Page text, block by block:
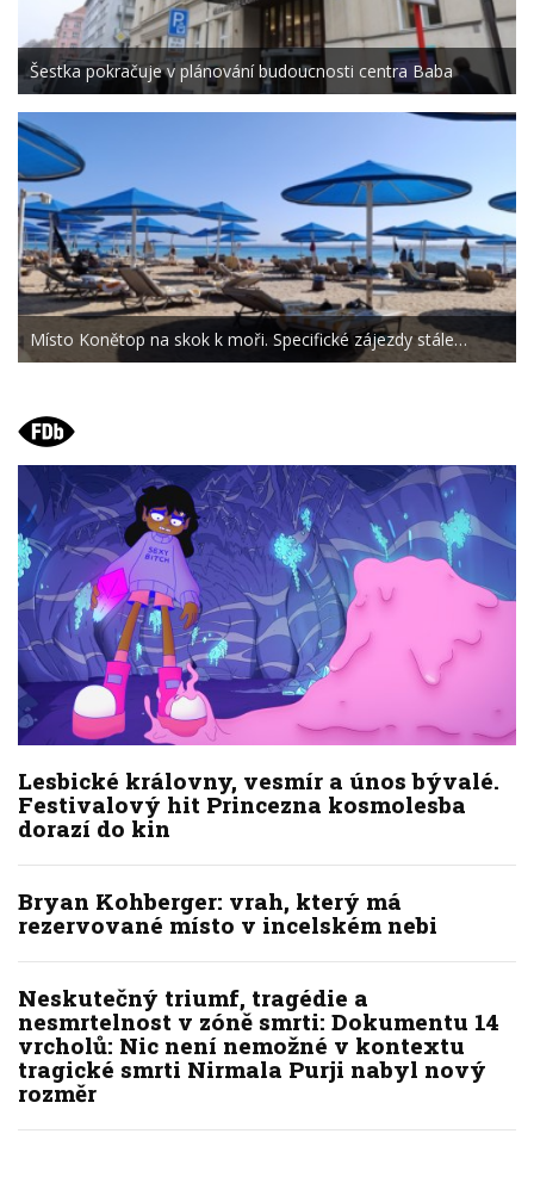
Šestka pokračuje v plánování budoucnosti centra Baba
Místo Konětop na skok k moři. Specifické zájezdy stále…
Lesbické královny, vesmír a únos bývalé.
Festivalový hit Princezna kosmolesba
dorazí do kin
Bryan Kohberger: vrah, který má
rezervované místo v incelském nebi
Neskutečný triumf, tragédie a
nesmrtelnost v zóně smrti: Dokumentu 14
vrcholů: Nic není nemožné v kontextu
tragické smrti Nirmala Purji nabyl nový
rozměr